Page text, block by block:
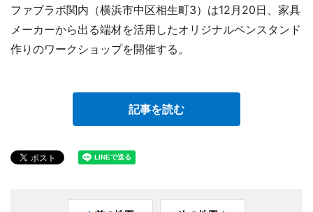
ファブラボ関内（横浜市中区相生町3）は12月20日、家具
メーカーから出る端材を活用したオリジナルペンスタンド
作りのワークショップを開催する。
記事を読む